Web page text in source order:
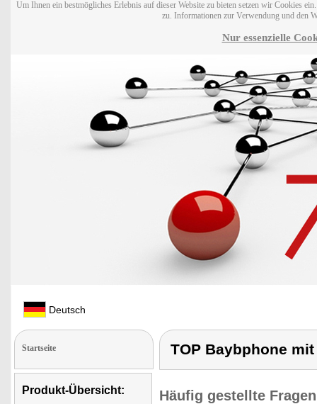
Um Ihnen ein bestmögliches Erlebnis auf dieser Website zu bieten setzen wir Cookies
zu. Informationen zur Verwendung und den
Nur essenzielle
Deutsch
Startseite
Produkt-Übersicht:
TOP Baybphone
Häufig gestellte